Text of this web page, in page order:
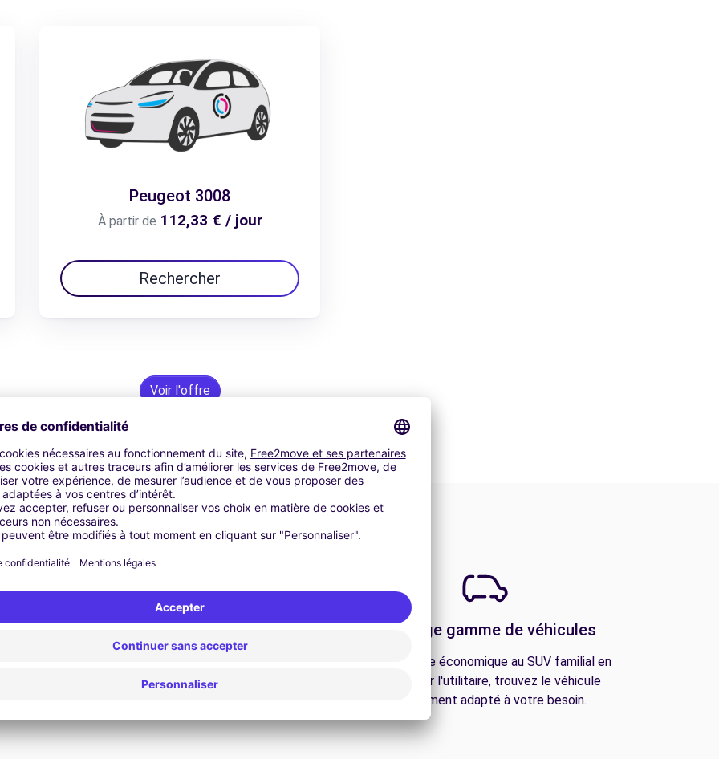
Peugeot 3008
À partir de 112,33 € / jour
Rechercher
Voir l'offre
Assistance 24h/24 et 7j/7
d'assistance est disponible à tout moment pour
Une large gamme de véhicules
De la citadine économique au SUV familial en
passant par l'utilitaire, trouvez le véhicule
parfaitement adapté à votre besoin.